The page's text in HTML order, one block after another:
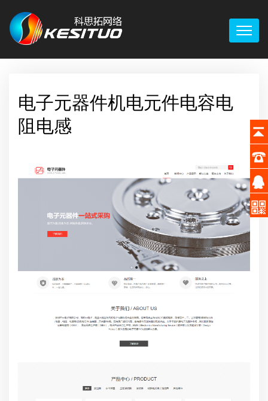
电子元器件机电元件电容电
阻电感